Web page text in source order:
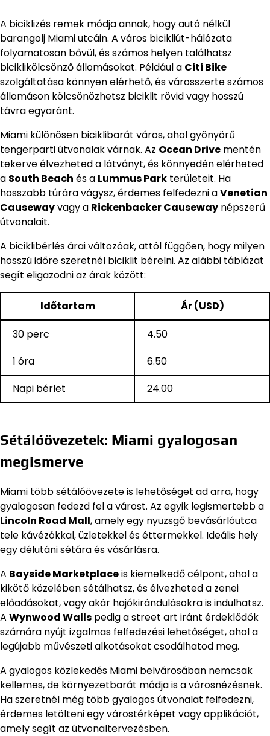
A biciklizés remek módja annak, hogy autó nélkül
barangolj Miami utcáin. A város bicikliút-hálózata
folyamatosan bővül, és számos helyen találhatsz
biciklikölcsönző állomásokat. Például a Citi Bike
szolgáltatása könnyen elérhető, és városszerte számos
állomáson kölcsönözhetsz biciklit rövid vagy hosszú
távra egyaránt.
Miami különösen biciklibarát város, ahol gyönyörű
tengerparti útvonalak várnak. Az Ocean Drive mentén
tekerve élvezheted a látványt, és könnyedén elérheted
a South Beach és a Lummus Park területeit. Ha
hosszabb túrára vágysz, érdemes felfedezni aVenetian
Causewayvagy a Rickenbacker Causeway népszerű
útvonalait.
A biciklibérlés árai változóak, attól függően, hogy milyen
hosszú időre szeretnél biciklit bérelni. Az alábbi táblázat
segít eligazodni az árak között:
Időtartam Ár (USD)
30 perc
4.50
1 óra
6.50
Napi bérlet
24.00
Sétálóövezetek: Miami gyalogosan
megismerve
Miami több sétálóövezete is lehetőséget ad arra, hogy
gyalogosan fedezd fel a várost. Az egyik legismertebb a
Lincoln Road Mall, amely egy nyüzsgő bevásárlóutca
tele kávézókkal, üzletekkel és éttermekkel. Ideális hely
egy délutáni sétára és vásárlásra.
A Bayside Marketplaceis kiemelkedő célpont, ahol a
kikötő közelében sétálhatsz, és élvezheted a zenei
előadásokat, vagy akár hajókirándulásokra is indulhatsz.
A Wynwood Walls pedig a street art iránt érdeklődők
számára nyújt izgalmas felfedezési lehetőséget, ahol a
legújabb művészeti alkotásokat csodálhatod meg.
A gyalogos közlekedés Miami belvárosában nemcsak
kellemes, de környezetbarát módja is a városnézésnek.
Ha szeretnél még több gyalogos útvonalat felfedezni,
érdemes letölteni egy várostérképet vagy applikációt,
amely segít az útvonaltervezésben.